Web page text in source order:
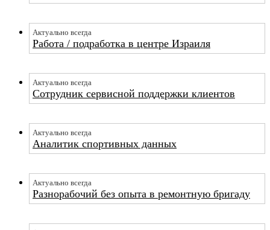
Актуально всегда
Работа / подработка в центре Израиля
Актуально всегда
Сотрудник сервисной поддержки клиентов
Актуально всегда
Аналитик спортивных данных
Актуально всегда
Разнорабочий без опыта в ремонтную бригаду